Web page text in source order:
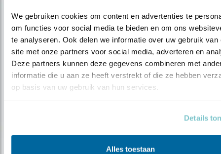
We gebruiken cookies om content en advertenties te
om functies voor social media te bieden en om ons
te analyseren. Ook delen we informatie over uw gebruik van
site met onze partners voor social media, adverteren en
Deze partners kunnen deze gegevens combineren met
informatie die u aan ze heeft verstrekt of die ze hebben
op basis van uw gebruik van hun services.
Details
Alles toestaan